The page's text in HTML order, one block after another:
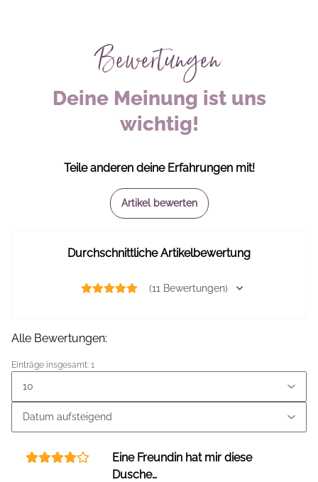
Bewertungen
Deine Meinung ist uns
wichtig!
Durchschnittliche Artikelbewertung
(11 Bewertungen)
Teile anderen deine Erfahrungen mit!
Artikel bewerten
Alle Bewertungen:
Einträge insgesamt: 1
Eine Freundin hat mir diese
Dusche…